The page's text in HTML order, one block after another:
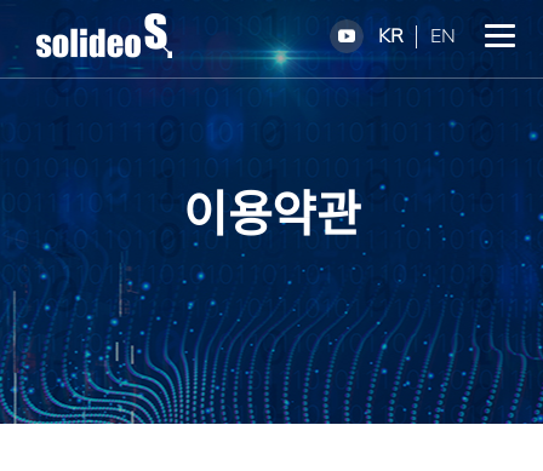
KR EN
이용약관